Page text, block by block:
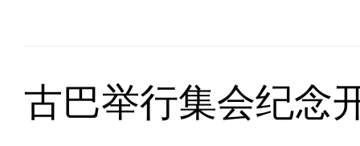
古巴举行集会纪念